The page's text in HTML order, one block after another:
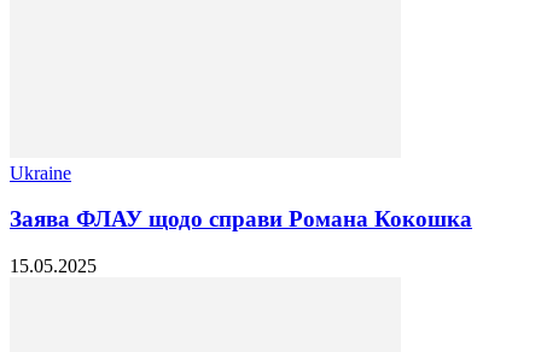
Ukraine
Заява ФЛАУ щодо справи Романа Кокошка
15.05.2025